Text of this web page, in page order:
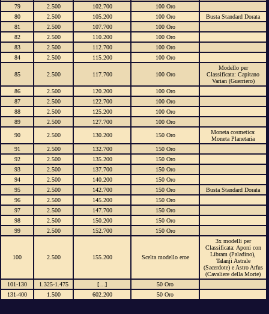
79
2.500 102.700
100 Oro
80
2.500 105.200 100 Oro
Busta Standard Dorata
81
2.500 107.700
100 Oro
82
2.500 110.200
100 Oro
83
2.500 112.700
100 Oro
84
2.500 115.200 100 Oro
85 2.500 117.700 100 Oro
Modello per
Classificata: Capitano
Varian (Guerriero)
86
2.500 120.200
100 Oro
87
2.500 122.700
100 Oro
88
2.500 125.200
100 Oro
89
2.500 127.700
100 Oro
90
2.500 130.200 150 Oro
Moneta cosmetica:
Moneta Planetaria
91
2.500 132.700
150 Oro
92
2.500 135.200
150 Oro
93
2.500 137.700
150 Oro
94
2.500 140.200
150 Oro
95
2.500 142.700 150 Oro
Busta Standard Dorata
96
2.500 145.200
150 Oro
97
2.500 147.700
150 Oro
98
2.500 150.200
150 Oro
99
2.500 152.700 150 Oro
100 2.500 155.200 Scelta modello eroe
3x modelli per
Classificata: Aponi con
Libram (Paladino),
Talanji Astrale
(Sacerdote) e Astro Arfus
(Cavaliere della Morte)
101-130
1.325-1.475 […]
50 Oro
131-400
1.500 602.200 50 Oro